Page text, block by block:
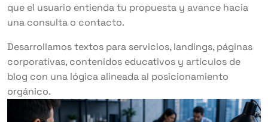
que el usuario entienda tu propuesta y avance hacia
una consulta o contacto.
Desarrollamos textos para servicios, landings, páginas
corporativas, contenidos educativos y artículos de
blog con una lógica alineada al posicionamiento
orgánico.